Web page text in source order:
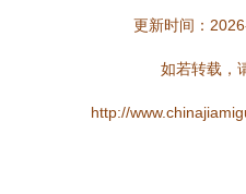
更新时间：
如若转载，
http://